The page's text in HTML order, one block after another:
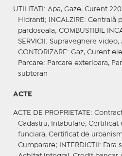
UTILITATI : Apa, Gaze, Curent
Hidranti;
INCALZIRE : Centrală
pardoseala; COMBUSTIBIL
SERVICII : Supraveghere video,
CONTORIZARE : Gaz, Curent
Parcare: Parcare exterioara,
subteran
ACTE
ACTE DE PROPRIETATE :
Cadastru, Intabulare, Certificat
funciara, Certificat de
Cumparare;
INTERDICTII : Fara